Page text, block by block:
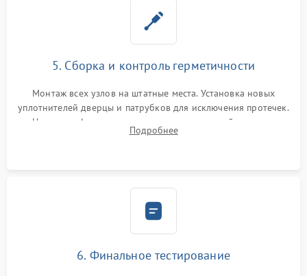
5. Сборка и контроль герметичности
Монтаж всех узлов на штатные места. Установка новых
уплотнителей дверцы и патрубков для исключения протечек.
Надежная фиксация хомутов гидравлической системы,
сборка корпуса и установка датчика поплавка.
Подробнее
6. Финальное тестирование